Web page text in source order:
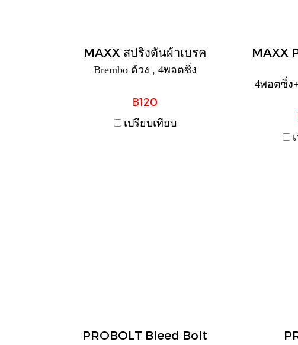
MAXX สปริงดันผ้าเบรค
Brembo ด้วง , 4พอตซิ่ง
฿120
เปรียบเทียบ
MAXX
4พอตซิ่ง
PROBOLT Bleed Bolt